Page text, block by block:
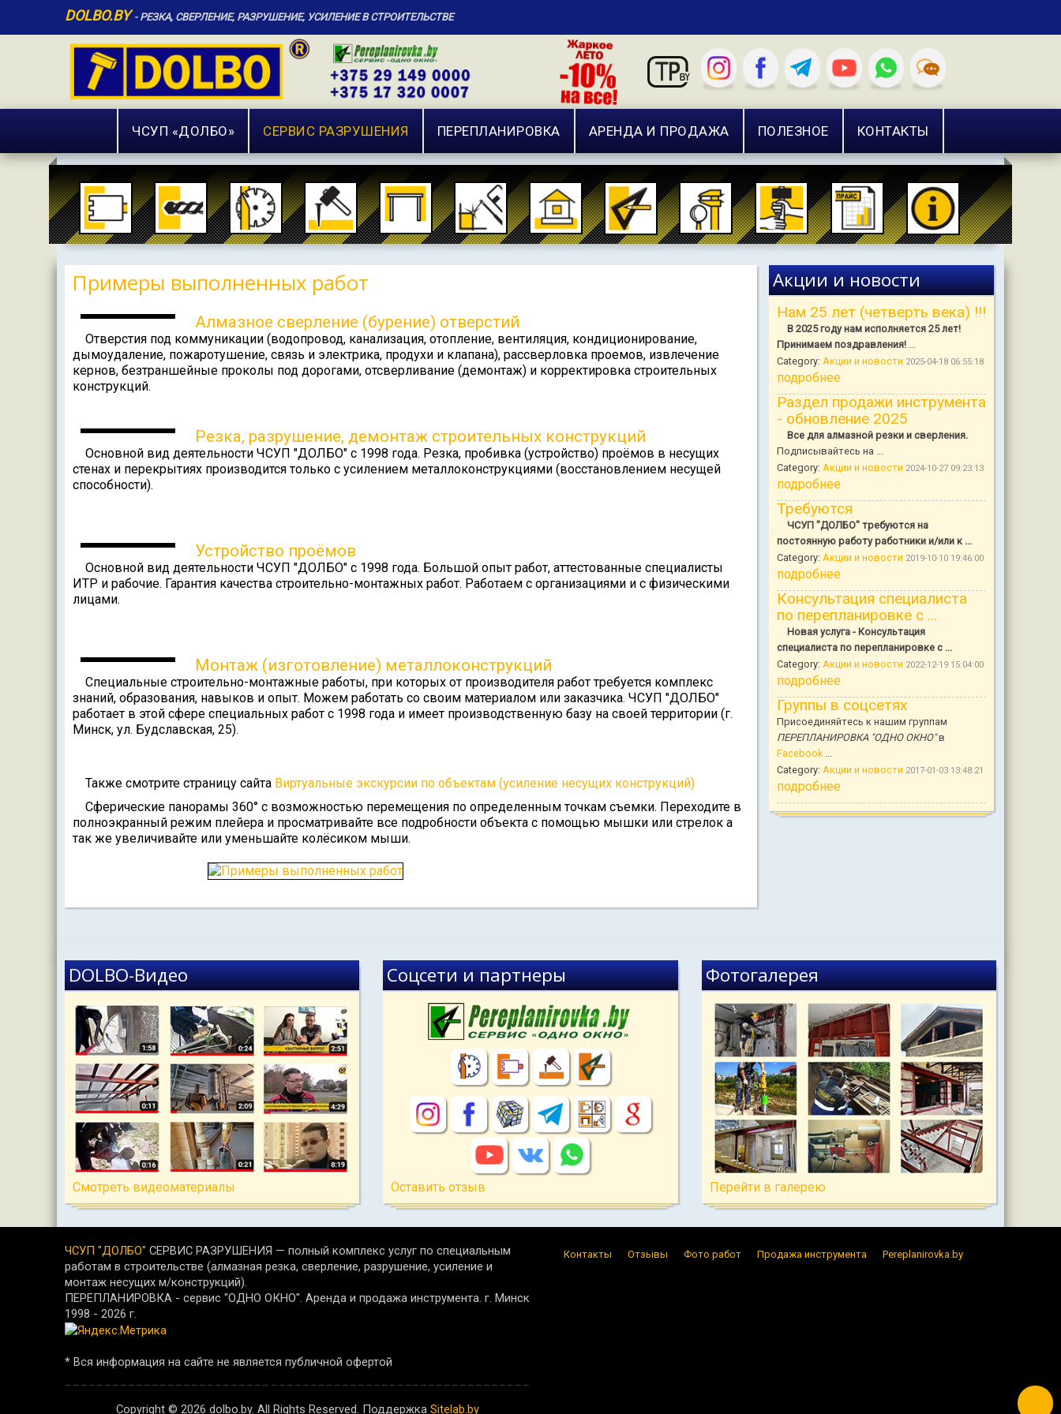
DOLBO.BY - РЕЗКА, СВЕРЛЕНИЕ, РАЗРУШЕНИЕ, УСИЛЕНИЕ В СТРОИТЕЛЬСТВЕ
ЧCУП «ДОЛБО» СЕРВИС РАЗРУШЕНИЯ ПЕРЕПЛАНИРОВКА АРЕНДА И ПРОДАЖА ПОЛЕЗНОЕ КОНТАКТЫ
Примеры выполненных работ
Алмазное сверление (бурение) отверстий
Отверстия под коммуникации (водопровод, канализация, отопление, вентиляция, кондиционирование,
дымоудаление, пожаротушение, связь и электрика, продухи и клапана), рассверловка проемов, извлечение
кернов, безтраншейные проколы под дорогами, отсверливание (демонтаж) и корректировка строительных
конструкций.
Резка, разрушение, демонтаж строительных конструкций
Основной вид деятельности ЧСУП "ДОЛБО" с 1998 года. Резка, пробивка (устройство) проёмов в несущих
стенах и перекрытиях производится только с усилением металлоконструкциями (восстановлением несущей
способности).
Устройство проёмов
Основной вид деятельности ЧСУП "ДОЛБО" с 1998 года. Большой опыт работ, аттестованные специалисты
ИТР и рабочие. Гарантия качества строительно-монтажных работ. Работаем с организациями и с физическими
лицами.
Монтаж (изготовление) металлоконструкций
Специальные строительно-монтажные работы, при которых от производителя работ требуется комплекс
знаний, образования, навыков и опыт. Можем работать со своим материалом или заказчика. ЧСУП "ДОЛБО"
работает в этой сфере специальных работ с 1998 года и имеет производственную базу на своей территории (г.
Минск, ул. Будславская, 25).
Также смотрите страницу сайта Виртуальные экскурсии по объектам (усиление несущих конструкций)
Сферические панорамы 360° с возможностью перемещения по определенным точкам съемки. Переходите в
полноэкранный режим плейера и просматривайте все подробности объекта с помощью мышки или стрелок а
так же увеличивайте или уменьшайте колёсиком мыши.
Акции и новости
Нам 25 лет (четверть века) !!!
В 2025 году нам исполняется 25 лет!
Принимаем поздравления!
Category: Акции и новости 2025-04-18 06:55:18
подробнее
Раздел продажи инструмента
- обновление 2025
Все для алмазной резки и сверления.
Подписывайтесь на ...
Category: Акции и новости 2024-10-27 09:23:13
подробнее
Требуются
ЧСУП "ДОЛБО" требуются на
постоянную работу работники и/или к ...
Category: Акции и новости 2019-10-10 19:46:00
подробнее
Консультация специалиста
по перепланировке с ...
Новая услуга - Консультация
специалиста по перепланировке с ...
Category: Акции и новости 2022-12-19 15:04:00
подробнее
Группы в соцсетях
Присоединяйтесь к нашим группам
ПЕРЕПЛАНИРОВКА "ОДНО ОКНО"в
Facebook
Category: Акции и новости 2017-01-03 13:48:21
подробнее
DOLBO-Видео
Cмотреть видеоматериалы
Соцсети и партнеры
Оставить отзыв
Фотогалерея
Перейти в галерею
Контакты Отзывы Фото работ Продажа инструмента Pereplanirovka.by
ЧСУП "ДОЛБО" СЕРВИС РАЗРУШЕНИЯ — полный комплекс услуг по специальным
работам в строительстве (алмазная резка, сверление, разрушение, усиление и
монтаж несущих м/конструкций).
ПЕРЕПЛАНИРОВКА - сервис "ОДНО ОКНО". Аренда и продажа инструмента. г. Минск
1998 - 2026 г.
* Вся информация на сайте не является публичной офертой
Copyright © 2026 dolbo.by. All Rights Reserved. Поддержка Sitelab.by